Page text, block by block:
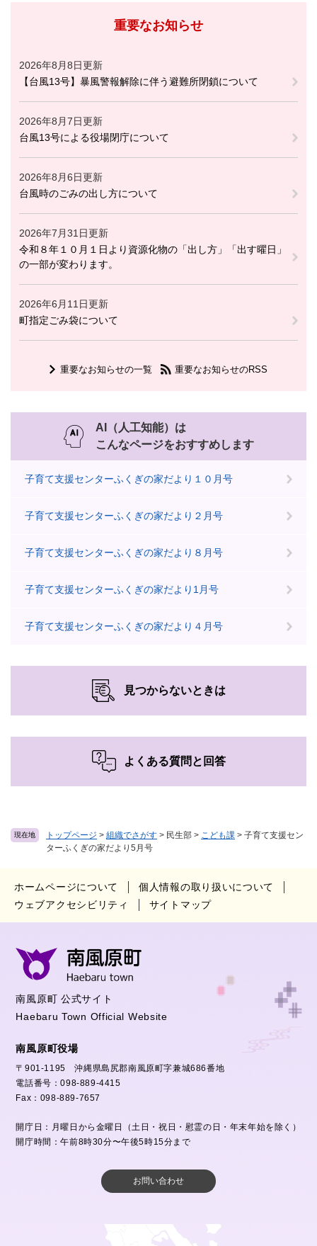
現在地 トップページ > 組織でさがす > 民生部 > こども課 > 子育て支援セン
ターふくぎの家だより5月号
重要なお知らせ
2026年8月8日更新
【台風13号】暴風警報解除に伴う避難所閉鎖について
2026年8月7日更新
台風13号による役場閉庁について
2026年8月6日更新
台風時のごみの出し方について
2026年7月31日更新
令和８年１０月１日より資源化物の「出し方」「出す曜日」
の一部が変わります。
2026年6月11日更新
町指定ごみ袋について
重要なお知らせの一覧 重要なお知らせのRSS
AI（人工知能）は
こんなページをおすすめします
子育て支援センターふくぎの家だより１０月号
子育て支援センターふくぎの家だより２月号
子育て支援センターふくぎの家だより８月号
子育て支援センターふくぎの家だより1月号
子育て支援センターふくぎの家だより４月号
見つからないときは
よくある質問と回答
ホームページについて
個人情報の取り扱いについて
ウェブアクセシビリティ
サイトマップ
南風原町 公式サイト
Haebaru Town Official Website
南風原町役場
〒901-1195 沖縄県島尻郡南風原町字兼城686番地
電話番号：098-889-4415
Fax：098-889-7657
開庁日：月曜日から金曜日（土日・祝日・慰霊の日・年末年始を除く）
開庁時間：午前8時30分〜午後5時15分まで
お問い合わせ